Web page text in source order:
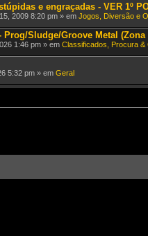
e engraçadas - VER 1º
2009 8:20 pm » em Jogos, Diversão e
Prog/Sludge/Groove Metal
1:46 pm » em Classificados, Procura &
5:32 pm » em Geral